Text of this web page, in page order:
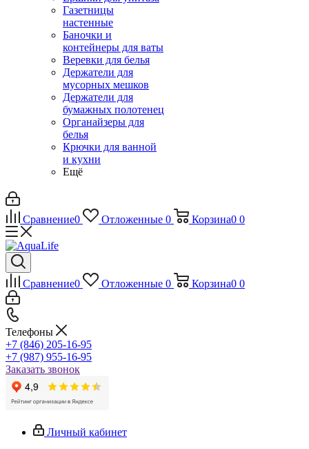
Газетницы
настенные
Баночки и
контейнеры для ваты
Веревки для белья
Держатели для
мусорных мешков
Держатели для
бумажных полотенец
Органайзеры для
белья
Крючки для ванной
и кухни
Ещё
Сравнение0 Отложенные 0 Корзина0 0
Сравнение0 Отложенные 0 Корзина0 0
Телефоны
+7 (846) 205-16-95
+7 (987) 955-16-95
Заказать звонок
Личный кабинет